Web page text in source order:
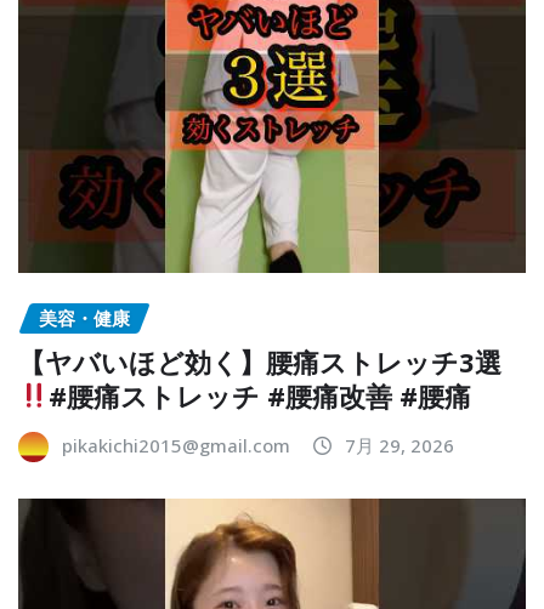
美容・健康
【ヤバいほど効く】腰痛ストレッチ3選
#腰痛ストレッチ #腰痛改善 #腰痛
pikakichi2015@gmail.com 7月 29, 2026